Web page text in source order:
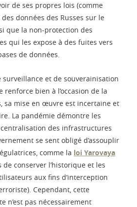
de ses propres lois (comme
données des Russes sur le
que la non-protection des
qui les expose à des fuites vers
de données.
et de souverainisation
renforce bien à l’occasion de la
sa mise en œuvre est incertaine et
La pandémie démontre les
des infrastructures
se sent obligé d’assouplir
comme la loi Yarovaya
de conserver l’historique et les
aux fins d’interception
Cependant, cette
n’est pas nécessairement